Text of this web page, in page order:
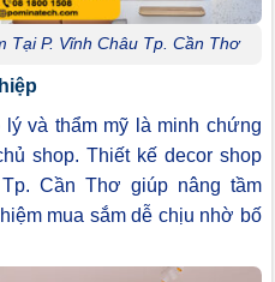
Tại P. Vĩnh Châu Tp. Cần Thơ
và thẩm mỹ là minh chứng
shop. Thiết kế decor shop
Cần Thơ giúp nâng tầm
mua sắm dễ chịu nhờ bố